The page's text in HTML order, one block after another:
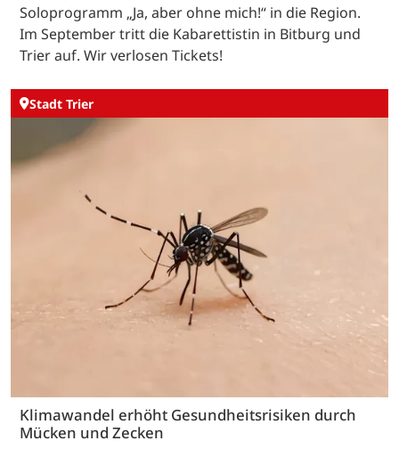
Soloprogramm „Ja, aber ohne mich!“ in die Region.
Im September tritt die Kabarettistin in Bitburg und
Trier auf. Wir verlosen Tickets!
Stadt Trier
Klimawandel erhöht Gesundheitsrisiken durch
Mücken und Zecken